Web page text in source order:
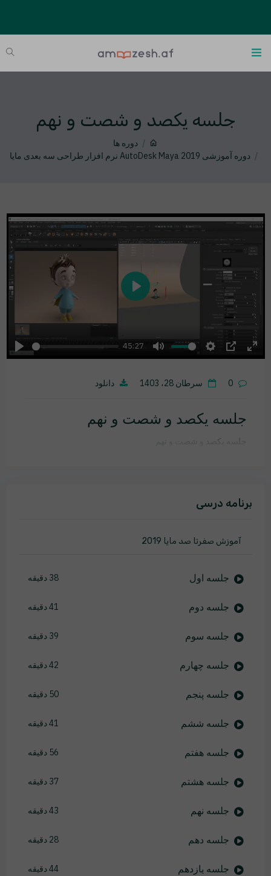
جلسه یکصد و شصت و نهم
دوره ها
دوره آموزشی AutoDesk Maya 2019 نرم افزار طراحی سه بعدی مایا
Play
45:27
Mute Settings
PIP
Play
0 سرطان 28، 1403 دانلود
جلسه یکصد و شصت و نهم
جلسه یکصد و شصت و نهم
برنامه درسی
آموزش صفرتا صد مایا 2019
جلسه اول 38 دقیقه
جلسه دوم 41 دقیقه
جلسه سوم 39 دقیقه
جلسه چهارم 42 دقیقه
جلسه پنجم 50 دقیقه
جلسه ششم 41 دقیقه
جلسه هفتم 56 دقیقه
جلسه هشتم 37 دقیقه
جلسه نهم 43 دقیقه
جلسه دهم 28 دقیقه
جلسه یازدهم 44 دقیقه